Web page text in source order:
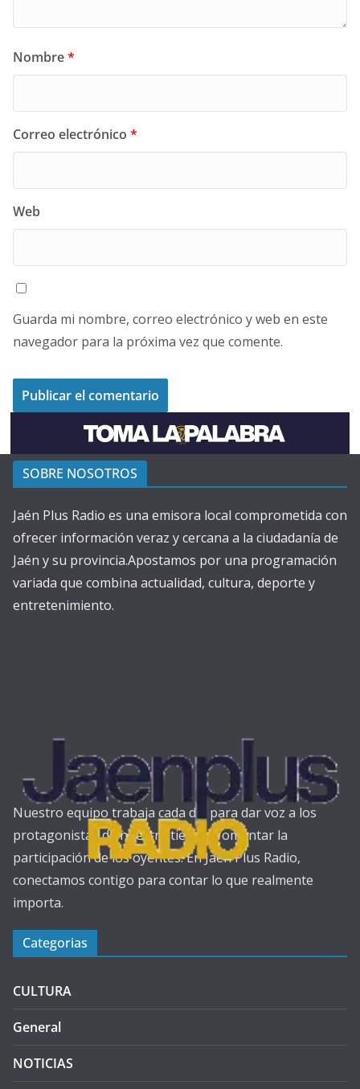
Nombre*
Correo electrónico *
Web
Guarda mi nombre, correo electrónico y web en este
navegador para la próxima vez que comente.
SOBRE NOSOTROS
Jaén Plus Radio es una emisora local comprometida con
ofrecer información veraz y cercana a la ciudadanía de
Jaén y su provincia.Apostamos por una programación
variada que combina actualidad, cultura, deporte y
entretenimiento.
Nuestro equipo trabaja cada día para dar voz a los
protagonistas de nuestra tierra y fomentar la
participación de los oyentes. En Jaén Plus Radio,
conectamos contigo para contar lo que realmente
importa.
Categorias
CULTURA
General
NOTICIAS